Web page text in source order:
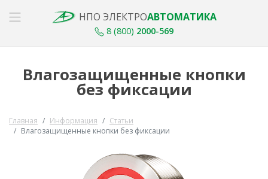
НПО ЭЛЕКТРОАВТОМАТИКА
8 (800) 2000-569
Влагозащищенные кнопки
без фиксации
Главная Информация
Статьи
Влагозащищенные кнопки без фиксации